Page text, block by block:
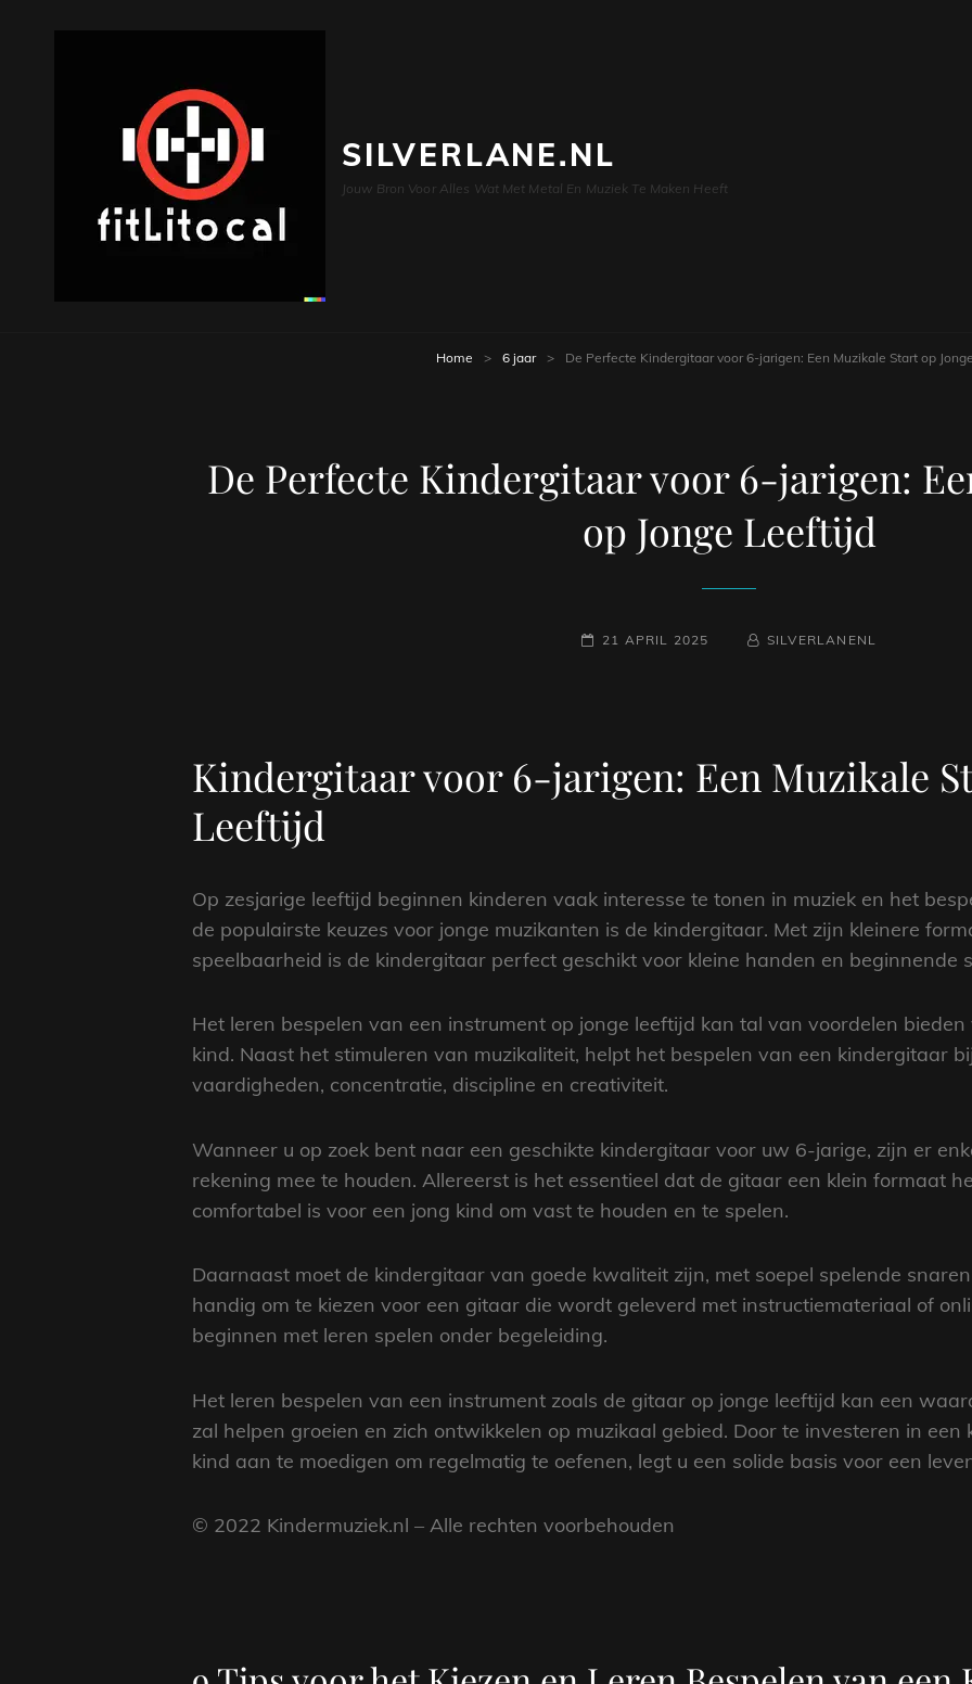
SILVERLANE.NL
Jouw Bron Voor Alles Wat Met Metal En Muziek Te Maken Heeft
Home > 6 jaar > De Perfecte Kindergitaar voor 6-jarigen: Een Muzikale Start op
De Perfecte Kindergitaar voor 6-jarigen:
op Jonge Leeftijd
GEPLAATST
21 APRIL 2025 NAAMREGEL
BYLINE
SILVERLANENL
Kindergitaar voor 6-jarigen: Een Muzikale
Leeftijd
Op zesjarige leeftijd beginnen kinderen vaak interesse te tonen in muziek en het
de populairste keuzes voor jonge muzikanten is de kindergitaar. Met zijn kleinere
speelbaarheid is de kindergitaar perfect geschikt voor kleine handen en beginnende
Het leren bespelen van een instrument op jonge leeftijd kan tal van voordelen
kind. Naast het stimuleren van muzikaliteit, helpt het bespelen van een kindergitaar
vaardigheden, concentratie, discipline en creativiteit.
Wanneer u op zoek bent naar een geschikte kindergitaar voor uw 6-jarige, zijn er
rekening mee te houden. Allereerst is het essentieel dat de gitaar een klein formaat
comfortabel is voor een jong kind om vast te houden en te spelen.
Daarnaast moet de kindergitaar van goede kwaliteit zijn, met soepel spelende
handig om te kiezen voor een gitaar die wordt geleverd met instructiemateriaal of
beginnen met leren spelen onder begeleiding.
Het leren bespelen van een instrument zoals de gitaar op jonge leeftijd kan een
zal helpen groeien en zich ontwikkelen op muzikaal gebied. Door te investeren in
kind aan te moedigen om regelmatig te oefenen, legt u een solide basis voor een
© 2022 Kindermuziek.nl – Alle rechten voorbehouden